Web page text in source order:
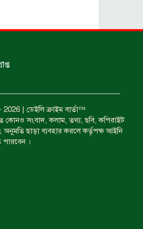
গত ২৪ ঘণ্টায়।
গ্রেফতার।
গ্রেপ্তার।
- 2026 | ডেইলি ক্রাইম বার্তা™
কোনও সংবাদ, কলাম, তথ্য, ছবি, কপিরাইট
অনুমতি ছাড়া ব্যবহার করলে কর্তৃপক্ষ আইনি
পারবেন ।